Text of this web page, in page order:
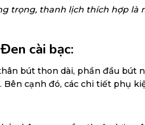
trọng, thanh lịch thích hợp là
cài bạc:
bút thon dài, phần đầu
cạnh đó, các chi tiết phụ